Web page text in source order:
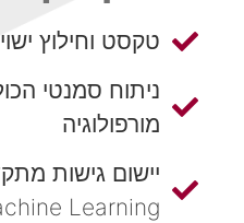
טקסט וחילוץ
ניתוח סמנטי
מורפולוגיה
Learning